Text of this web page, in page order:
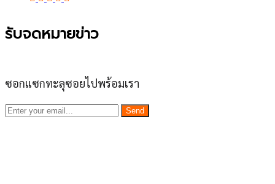
รับจดหมายข่าว
ซอกแซกทะลุซอยไปพร้อมเรา
Send